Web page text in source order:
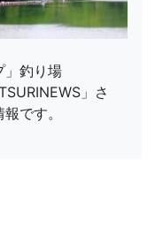
」釣り場
」さ
です。